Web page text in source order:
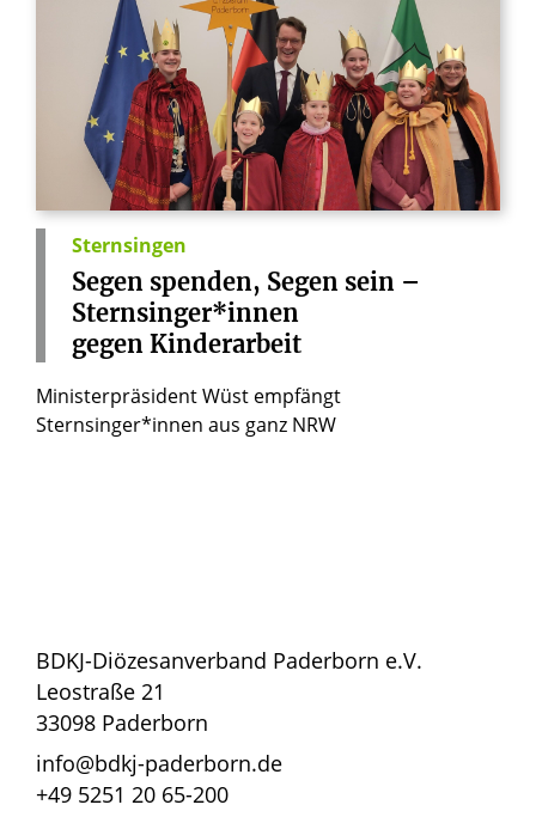
Sternsingen
Segen spenden, Segen sein –
Sternsinger*innen
gegen Kinderarbeit
Ministerpräsident Wüst empfängt
Sternsinger*innen aus ganz NRW
BDKJ-Diözesanverband Paderborn e.V.
Leostraße 21
33098 Paderborn
info@bdkj-paderborn.de
+49 5251 20 65-200